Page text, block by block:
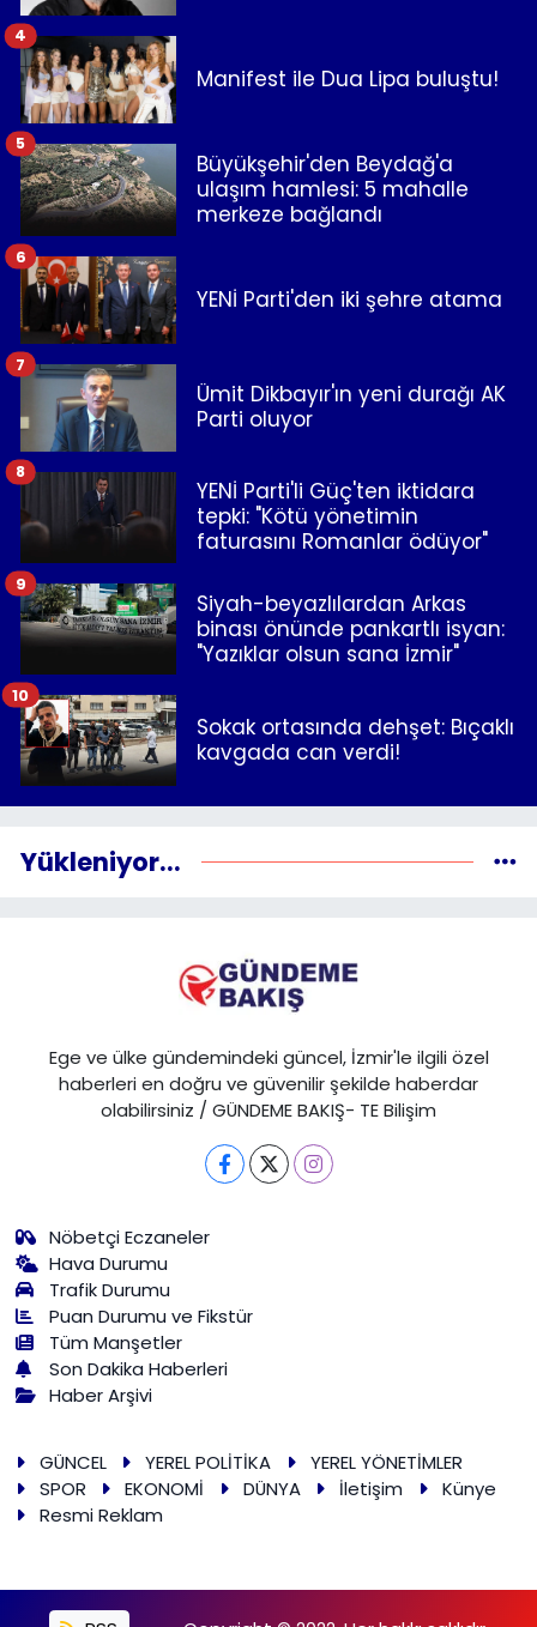
Manifest ile Dua Lipa buluştu!
4
Büyükşehir'den Beydağ'a
ulaşım hamlesi: 5 mahalle
merkeze bağlandı
5
YENİ Parti'den iki şehre atama
6
Ümit Dikbayır'ın yeni durağı AK
Parti oluyor
7
YENİ Parti'li Güç'ten iktidara
tepki: "Kötü yönetimin
faturasını Romanlar ödüyor"
8
Siyah-beyazlılardan Arkas
binası önünde pankartlı isyan:
"Yazıklar olsun sana İzmir"
9
Sokak ortasında dehşet: Bıçaklı
kavgada can verdi!
10
Yükleniyor...
Ege ve ülke gündemindeki güncel, İzmir'le ilgili özel
haberleri en doğru ve güvenilir şekilde haberdar
olabilirsiniz / GÜNDEME BAKIŞ- TE Bilişim
Nöbetçi Eczaneler
Hava Durumu
Trafik Durumu
Puan Durumu ve Fikstür
Tüm Manşetler
Son Dakika Haberleri
Haber Arşivi
GÜNCEL YEREL POLİTİKA
YEREL YÖNETİMLER
SPOR
EKONOMİ DÜNYA İletişim
Künye
Resmi Reklam